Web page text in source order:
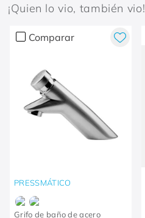
¡Quien lo vio, también vio!
Comparar
PRESSMÁTICO
Grifo de baño de acero